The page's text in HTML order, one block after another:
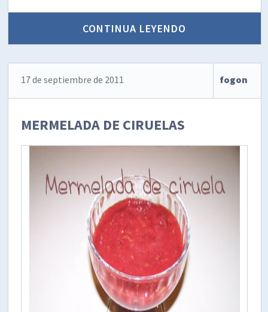
CONTINUA LEYENDO
17 de septiembre de 2011 fogon
MERMELADA DE CIRUELAS